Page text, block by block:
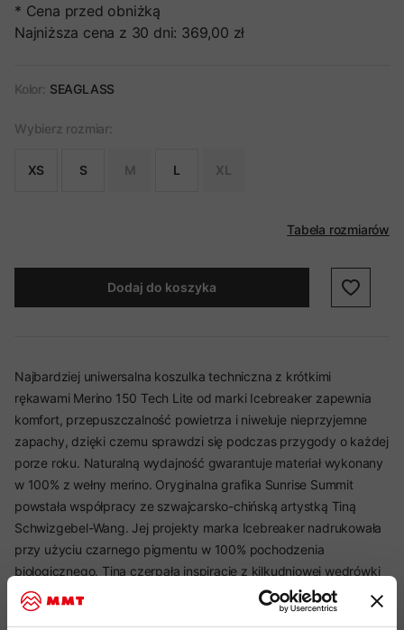
* Cena przed obniżką
Najniższa cena z 30 dni: 369,00 zł
Kolor: SEAGLASS
Wybierz rozmiar:
XS S M L XL
Tabela rozmiarów
Dodaj do koszyka
Najbardziej uniwersalna koszulka techniczna z krótkimi
rękawami Merino 150 Tech Lite od marki Icebreaker zapewnia
komfort, przepuszczalność powietrza i niweluje nieprzyjemne
zapachy, dzięki czemu sprawdzi się podczas przygody o każdej
porze roku. Naturalną wydajność gwarantuje materiał wykonany
w 100% z wełny merino. Oryginalna grafika Sunrise Summit
powstała współpracy ze szwajcarsko-chińską artystką Tiną
Schwizgebel-Wang. Jej projekty marka Icebreaker nadrukowała
przy użyciu czarnego pigmentu w 100% pochodzenia
biologicznego. Tina czerpała inspirację z kilkudniowej wędrówki
po dolinie Trient (Vallée du Trient), podczas której dotarła na
szczyt Bel Oisea, ubrana w odzież marki Icebreaker i zanurzając